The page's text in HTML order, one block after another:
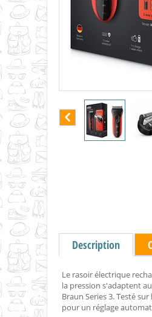
Description
Le rasoir électrique
la pression s'adaptent
Braun Series 3. Testé
pour un réglage